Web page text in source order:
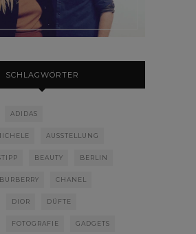
SCHLAGWÖRTER
ADIDAS
AUSSTELLUNG
BEAUTY BERLIN
BURBERRY CHANEL
DIOR DÜFTE
FOTOGRAFIE GADGETS